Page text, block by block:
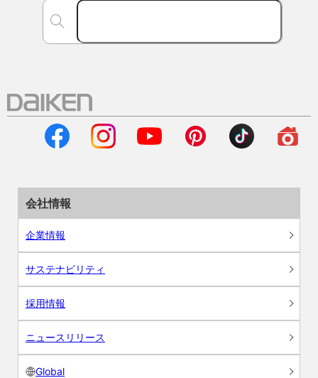
会社情報
企業情報
サステナビリティ
採用情報
ニュースリリース
Global